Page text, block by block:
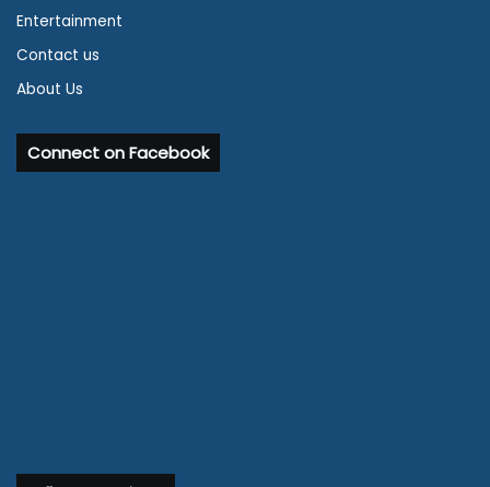
Entertainment
Contact us
About Us
Connect on Facebook